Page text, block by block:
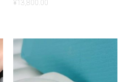
¥13,800.00